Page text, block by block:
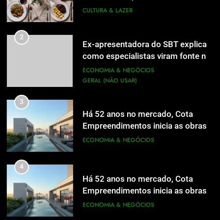
Ex-apresentadora do SBT explica
como especialistas viram fonte na
3
4
em família
CULTURA & LAZER
2
Ex-apresentadora do SBT explica
como especialistas viram fonte na
mídia
ECONOMIA & NEGÓCIOS
GERAL (NÃO USAR)
3
Há 52 anos no mercado, Cota
Empreendimentos inicia as obras
do Cota 365 e apresenta uma nova
ECONOMIA & NEGÓCIOS
4
Há 52 anos no mercado, Cota
Empreendimentos inicia as obras
do Cota 365 e apresenta uma nova
ECONOMIA & NEGÓCIOS